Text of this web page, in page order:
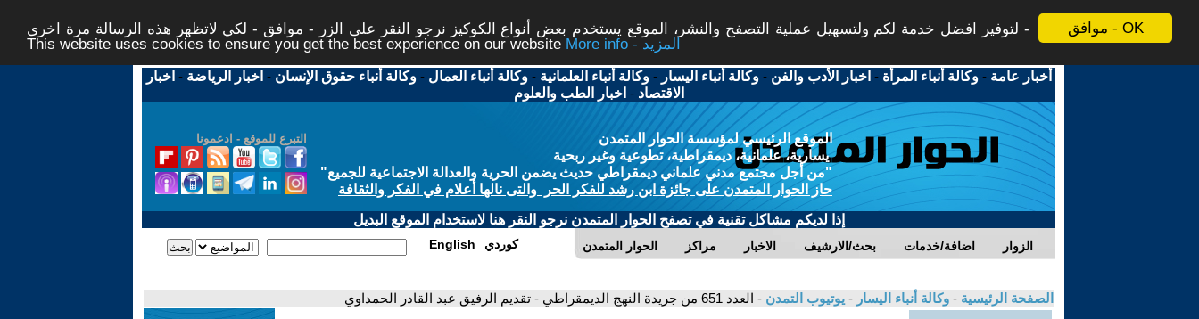
موافق - OK
لتوفير افضل خدمة لكم ولتسهيل عملية التصفح والنشر، الموقع يستخدم بعض أنواع الكوكيز نرجو النقر على الزر - موافق - لكي لاتظهر هذه الرسالة مرة اخرى -
This website uses cookies to ensure you get the best experience on our website
More info - المزيد
أخبار عامة -وكالة أنباء المرأة - اخبار الأدب والفن -وكالة أنباء اليسار -وكالة أنباء العلمانية -وكالة أنباء العمال -وكالة أنباء حقوق الإنسان - اخبار الرياضة - اخبار
الاقتصاد - اخبار الطب والعلوم
التبرع للموقع - ادعمونا
الموقع الرئيسي لمؤسسة الحوار المتمدن
يسارية، علمانية، ديمقراطية، تطوعية وغير ربحية
"من أجل مجتمع مدني علماني ديمقراطي حديث يضمن الحرية والعدالة الاجتماعية للجميع"
حاز الحوار المتمدن على جائزة ابن رشد للفكر الحر والتى نالها أعلام في الفكر والثقافة
إذا لديكم مشاكل تقنية في تصفح الحوار المتمدن نرجو النقر هنا لاستخدام الموقع البديل
الحوار المتمدن مراكز الاخبار بحث/الارشيف اضافة/خدمات الزوار English كوردي
الصفحة الرئيسية - وكالة أنباء اليسار - يوتيوب التمدن - العدد 651 من جريدة النهج الديمقراطي - تقديم الرفيق عبد القادر الحمداوي